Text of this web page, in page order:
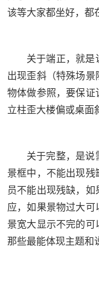
该等大家都坐好，都
关于端正，就是
出现歪斜（特殊场景
物体做参照，要保证
立柱歪大楼偏或桌面
关于完整，是说
景框中，不能出现
员不能出现残缺，
应，如果景物过大
景宽大显示不完的
那些最能体现主题和